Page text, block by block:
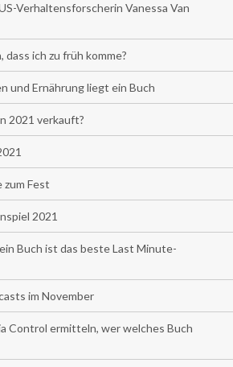
Verhaltensforscherin Vanessa Van
ich zu früh komme?
und Ernährung liegt ein Buch
2021 verkauft?
zum Fest
2021
Buch ist das beste Last Minute-
im November
Control ermitteln, wer welches Buch